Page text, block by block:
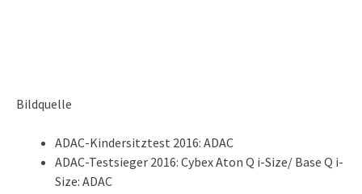
Bildquelle
ADAC-Kindersitztest 2016: ADAC
ADAC-Testsieger 2016: Cybex Aton Q i-Size/ Base Q i-
Size: ADAC